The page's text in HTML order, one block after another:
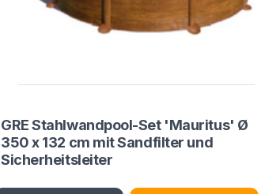
GRE Stahlwandpool-Set 'Mauritus' Ø
350 x 132 cm mit Sandfilter und
Sicherheitsleiter